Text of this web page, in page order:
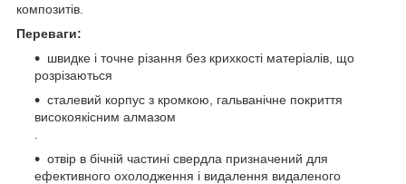
композитів.
Переваги:
швидке і точне різання без крихкості матеріалів, що
розрізаються
сталевий корпус з кромкою, гальванічне покриття
високоякісним алмазом
отвір в бічній частині свердла призначений для
ефективного охолодження і видалення видаленого